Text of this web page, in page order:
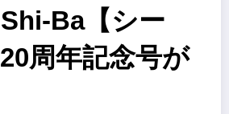
Ba【シー
周年記念号が